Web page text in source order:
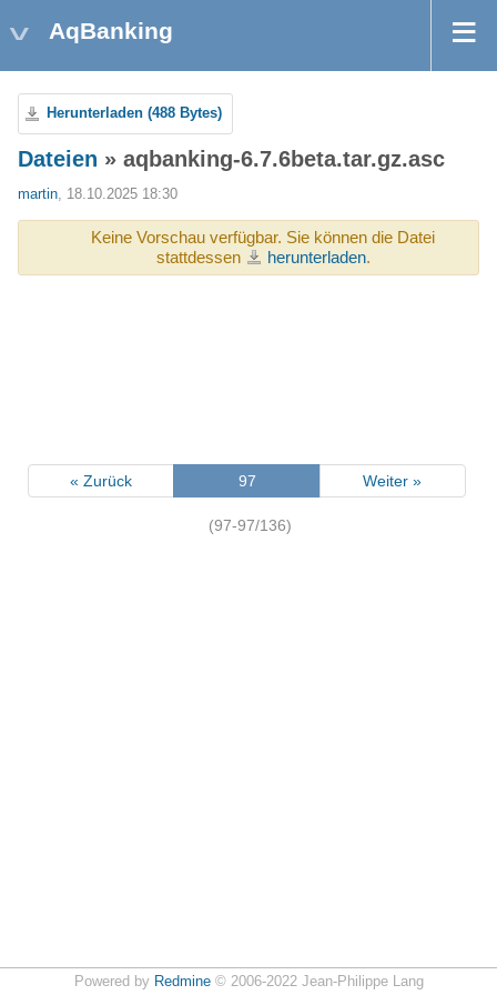
AqBanking
Herunterladen (488 Bytes)
Dateien » aqbanking-6.7.6beta.tar.gz.asc
martin, 18.10.2025 18:30
Keine Vorschau verfügbar. Sie können die Datei
stattdessen
herunterladen.
« Zurück 97 Weiter »
(97-97/136)
Powered by Redmine© 2006-2022 Jean-Philippe Lang